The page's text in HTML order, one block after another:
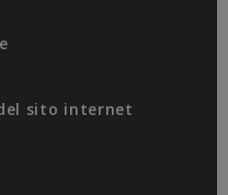
sito internet